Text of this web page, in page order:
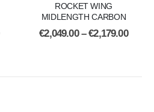
ROCKET WING
MIDLENGTH CARBON
€2,049.00 – €2,179.00